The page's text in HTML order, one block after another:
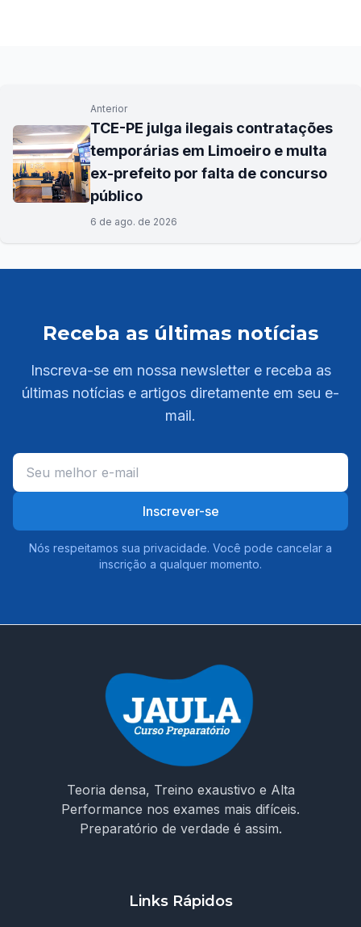
Anterior
TCE-PE julga ilegais contratações
temporárias em Limoeiro e multa
ex-prefeito por falta de concurso
público
6 de ago. de 2026
Receba as últimas notícias
Inscreva-se em nossa newsletter e receba as
últimas notícias e artigos diretamente em seu e-
mail.
Inscrever-se
Nós respeitamos sua privacidade. Você pode cancelar a
inscrição a qualquer momento.
Teoria densa, Treino exaustivo e Alta
Performance nos exames mais difíceis.
Preparatório de verdade é assim.
Links Rápidos